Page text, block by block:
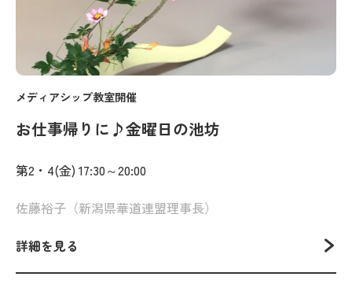
メディアシップ教室開催
お仕事帰りに♪金曜日の池坊
第2・4(金) 17:30～20:00
佐藤裕子（新潟県華道連盟理事長）
詳細を見る